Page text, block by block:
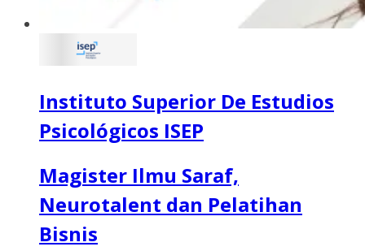
Instituto Superior De Estudios
Psicológicos ISEP
Magister Ilmu Saraf,
Neurotalent dan Pelatihan
Bisnis